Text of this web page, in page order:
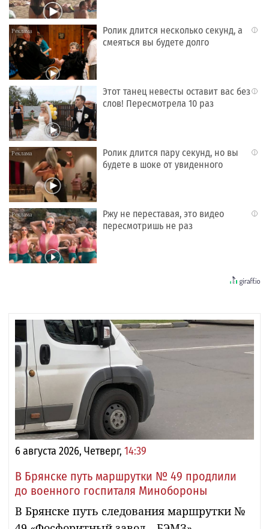
i
Ролик длится несколько секунд, а
смеяться вы будете долго
i
Этот танец невесты оставит вас без
слов! Пересмотрела 10 раз
i
Ролик длится пару секунд, но вы
будете в шоке от увиденного
i
Ржу не переставая, это видео
пересмотришь не раз
6 августа 2026, Четверг, 14:39
В Брянске путь маршрутки № 49 продлили
до военного госпиталя Минобороны
В Брянске путь следования маршрутки №